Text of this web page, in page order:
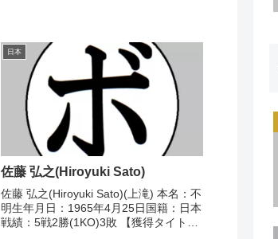
日本
佐藤 弘之(Hiroyuki Sato)
佐藤 弘之(Hiroyuki Sato)(上滝) 本名：不
明生年月日：1965年4月25日国籍：日本
戦績：5戦2勝(1KO)3敗 【獲得タイト